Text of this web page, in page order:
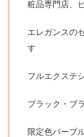
粧品専門店、
エレガンスの
す
フルエクス
ブラック・ブ
限定色パープ